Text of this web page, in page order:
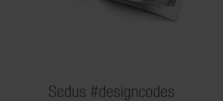
Sedus #designcodes